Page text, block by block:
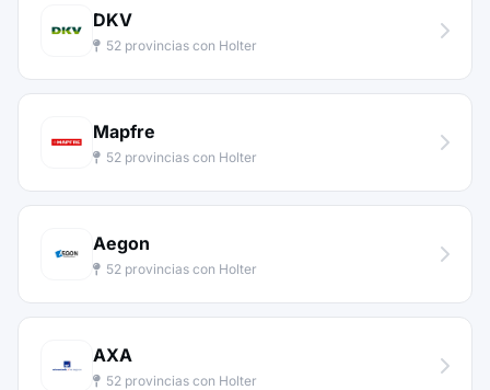
DKV
52 provincias con Holter
Mapfre
52 provincias con Holter
Aegon
52 provincias con Holter
AXA
52 provincias con Holter